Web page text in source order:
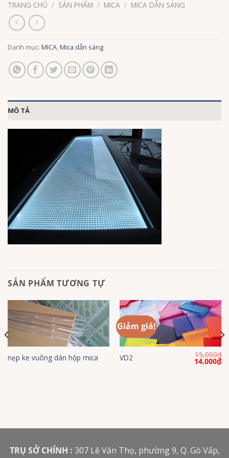
TRANG CHỦ / SẢN PHẨM / MICA / MICA DẪN SÁNG
Danh mục: MICA,Mica dẫn sáng
MÔ TẢ
SẢN PHẨM TƯƠNG TỰ
nẹp ke vuông dán hộp mica
Giảm giá!
VD2 15,000₫
Giá
gốc
14,000₫
TRỤ SỞ CHÍNH : 307 Lê Văn Thọ, phường 9, Q. Gò Vấp,